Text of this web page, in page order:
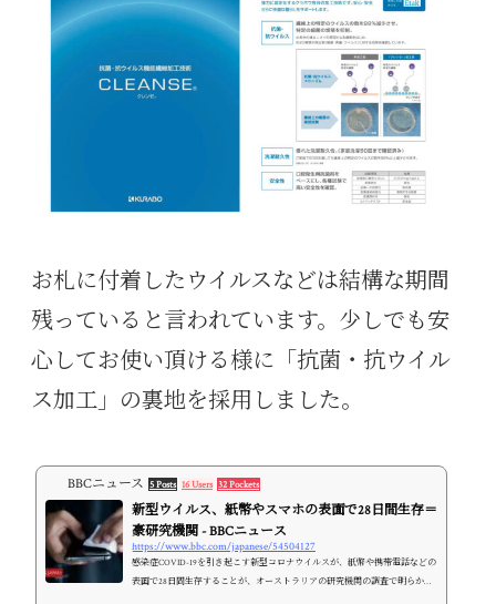
お札に付着したウイルスなどは結構な期間
残っていると言われています。少しでも安
心してお使い頂ける様に「抗菌・抗ウイル
ス加工」の裏地を採用しました。
BBCニュース 5 Posts 16 Users 32 Pockets
新型ウイルス、紙幣やスマホの表面で28日間生存＝
豪研究機関 - BBCニュース
https://www.bbc.com/japanese/54504127
感染症COVID-19を引き起こす新型コロナウイルスが、紙幣や携帯電話などの
表面で28日間生存することが、オーストラリアの研究機関の調査で明らかに